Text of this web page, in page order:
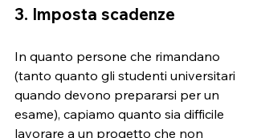
3. Imposta scadenze
In quanto persone che rimandano
(tanto quanto gli studenti universitari
quando devono prepararsi per un
esame), capiamo quanto sia difficile
lavorare a un progetto che non